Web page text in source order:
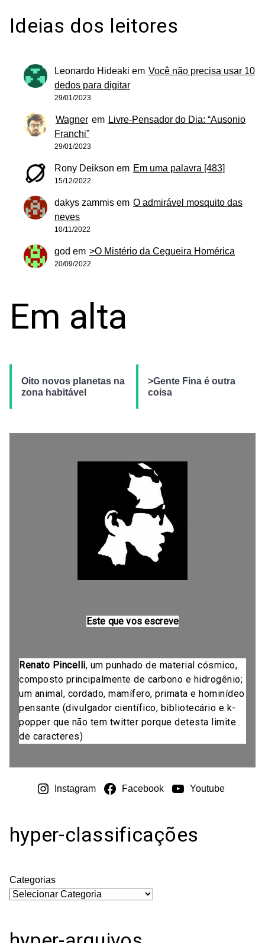
Ideias dos leitores
Leonardo Hideaki em Você não precisa usar 10
dedos para digitar
29/01/2023
Wagner em Livre-Pensador do Dia: “Ausonio
Franchi”
29/01/2023
Rony Deikson em Em uma palavra [483]
15/12/2022
dakys zammis em O admirável mosquito das
neves
10/11/2022
god em >O Mistério da Cegueira Homérica
20/09/2022
Em alta
Oito novos planetas na
zona habitável
>Gente Fina é outra
coisa
Este que vos escreve
Renato Pincelli, um punhado de material cósmico,
composto principalmente de carbono e hidrogênio;
um animal, cordado, mamífero, primata e hominídeo
pensante (divulgador científico, bibliotecário e k-
popper que não tem twitter porque detesta limite
de caracteres)
Instagram Facebook Youtube
hyper-classificações
Categorias